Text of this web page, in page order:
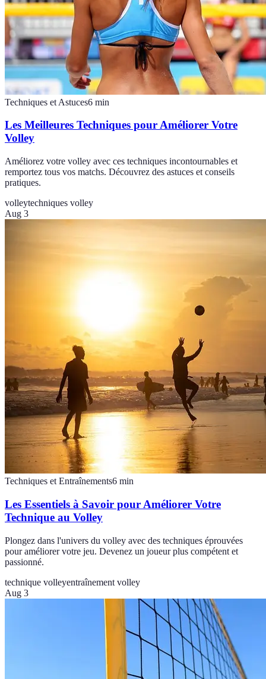
Techniques et Astuces6 min
Les Meilleures Techniques pour Améliorer Votre
Volley
Améliorez votre volley avec ces techniques incontournables et
remportez tous vos matchs. Découvrez des astuces et conseils
pratiques.
volleytechniques volley
Aug 3
Techniques et Entraînements6 min
Les Essentiels à Savoir pour Améliorer Votre
Technique au Volley
Plongez dans l'univers du volley avec des techniques éprouvées
pour améliorer votre jeu. Devenez un joueur plus compétent et
passionné.
technique volleyentraînement volley
Aug 3